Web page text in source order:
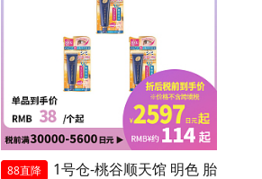
88直降 1号仓-桃谷顺天馆 明色 胎